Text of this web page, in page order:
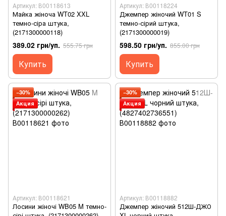
Артикул: В00118613
Майка жіноча WT02 XXL
темно-сіра штука,
(2171300000118)
389.02 грн/уп. 555.75 грн
Купить
Артикул: В00118224
Джемпер жіночий WT01 S
темно-сірий штука,
(2171300000019)
598.50 грн/уп. 855.00 грн
Купить
−30%
Акция
Артикул: В00118621
Лосини жіночі WB05 M темно-
−30%
Акция
Артикул: В00118882
Джемпер жіночий 512Ш-ДЖО